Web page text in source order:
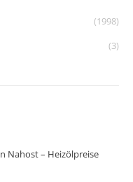
(1998)
(3)
Nahost – Heizölpreise